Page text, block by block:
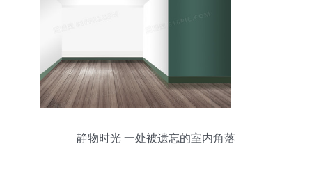
静物时光 一处被遗忘的室内角落